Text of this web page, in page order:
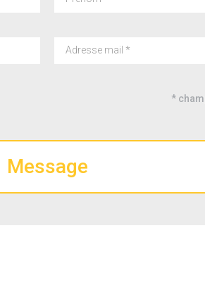
*
Message